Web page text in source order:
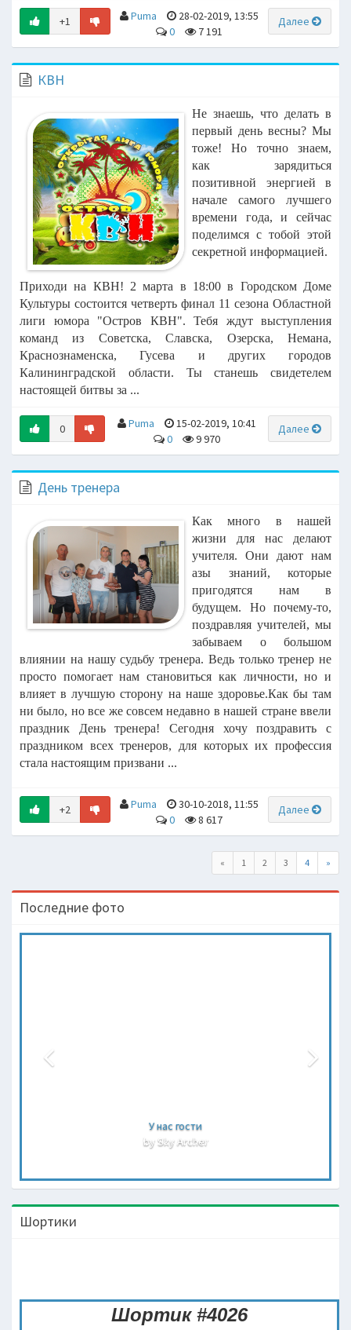
+1 Далее
Puma
28-02-2019, 13:55
0
7 191
КВН
Не знаешь, что делать в
первый день весны? Мы
тоже!Но точно знаем,
как зарядиться
позитивной энергией в
начале самого лучшего
времени года, и сейчас
поделимся с тобой этой
секретной информацией.
Приходи на КВН! 2 марта в 18:00 в Городском Доме
Культуры состоится четверть финал 11 сезона Областной
лиги юмора "Остров КВН". Тебя ждут выступления
команд из Советска, Славска, Озерска, Немана,
Краснознаменска, Гусева и других городов
Калининградской области. Ты станешь свидетелем
настоящей битвы за ...
0 Далее
Puma
15-02-2019, 10:41
0
9 970
День тренера
Как много в нашей
жизни для нас делают
учителя. Они дают нам
азы знаний, которые
пригодятся нам в
будущем. Но почему-то,
поздравляя учителей, мы
забываем о большом
влиянии на нашу судьбу тренера. Ведь только тренер не
просто помогает нам становиться как личности, но и
влияет в лучшую сторону на наше здоровье.Как бы там
ни было, но все же совсем недавно в нашей стране ввели
праздник День тренера! Сегодня хочу поздравить с
праздником всех тренеров, для которых их профессия
стала настоящим призвани ...
+2 Далее
Puma
30-10-2018, 11:55
0
8 617
« 1 2 3 4 »
Последние фото
У нас гости
by Sky Archer
Шортики
Шортик #4026